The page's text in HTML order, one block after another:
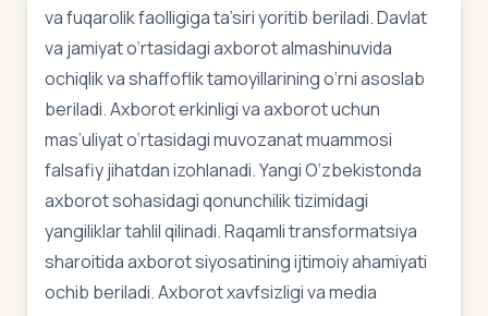
va fuqarolik faolligiga ta’siri yoritib beriladi. Davlat
va jamiyat o‘rtasidagi axborot almashinuvida
ochiqlik va shaffoflik tamoyillarining o‘rni asoslab
beriladi. Axborot erkinligi va axborot uchun
mas’uliyat o‘rtasidagi muvozanat muammosi
falsafiy jihatdan izohlanadi. Yangi O‘zbekistonda
axborot sohasidagi qonunchilik tizimidagi
yangiliklar tahlil qilinadi. Raqamli transformatsiya
sharoitida axborot siyosatining ijtimoiy ahamiyati
ochib beriladi. Axborot xavfsizligi va media